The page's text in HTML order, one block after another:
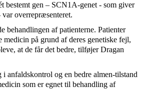
bestemt gen – SCN1A-genet - som giver
overrepræsenteret.
behandlingen af patienterne. Patienter
på grund af deres genetiske fejl,
at de får det bedre, tilføjer Dragan
anfaldskontrol og en bedre almen-tilstand
som er egnet til behandling af